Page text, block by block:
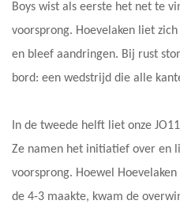
Boys wist als eerste het net te
voorsprong. Hoevelaken liet
en bleef aandringen. Bij rust
bord: een wedstrijd die alle
In de tweede helft liet onze
Ze namen het initiatief over en
voorsprong. Hoewel
de 4-3 maakte, kwam de